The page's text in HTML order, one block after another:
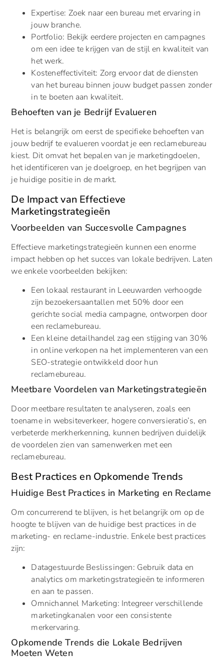
Expertise: Zoek naar een bureau met ervaring in
jouw branche.
Portfolio: Bekijk eerdere projecten en campagnes
om een idee te krijgen van de stijl en kwaliteit van
het werk.
Kosteneffectiviteit: Zorg ervoor dat de diensten
van het bureau binnen jouw budget passen zonder
in te boeten aan kwaliteit.
Behoeften van je Bedrijf Evalueren
Het is belangrijk om eerst de specifieke behoeften van
jouw bedrijf te evalueren voordat je een reclamebureau
kiest. Dit omvat het bepalen van je marketingdoelen,
het identificeren van je doelgroep, en het begrijpen van
je huidige positie in de markt.
De Impact van Effectieve
Marketingstrategieën
Voorbeelden van Succesvolle Campagnes
Effectieve marketingstrategieën kunnen een enorme
impact hebben op het succes van lokale bedrijven. Laten
we enkele voorbeelden bekijken:
Een lokaal restaurant in Leeuwarden verhoogde
zijn bezoekersaantallen met 50% door een
gerichte social media campagne, ontworpen door
een reclamebureau.
Een kleine detailhandel zag een stijging van 30%
in online verkopen na het implementeren van een
SEO-strategie ontwikkeld door hun
reclamebureau.
Meetbare Voordelen van Marketingstrategieën
Door meetbare resultaten te analyseren, zoals een
toename in websiteverkeer, hogere conversieratio’s, en
verbeterde merkherkenning, kunnen bedrijven duidelijk
de voordelen zien van samenwerken met een
reclamebureau.
Best Practices en Opkomende Trends
Huidige Best Practices in Marketing en Reclame
Om concurrerend te blijven, is het belangrijk om op de
hoogte te blijven van de huidige best practices in de
marketing- en reclame-industrie. Enkele best practices
zijn:
Datagestuurde Beslissingen: Gebruik data en
analytics om marketingstrategieën te informeren
en aan te passen.
Omnichannel Marketing: Integreer verschillende
marketingkanalen voor een consistente
merkervaring.
Opkomende Trends die Lokale Bedrijven
Moeten Weten